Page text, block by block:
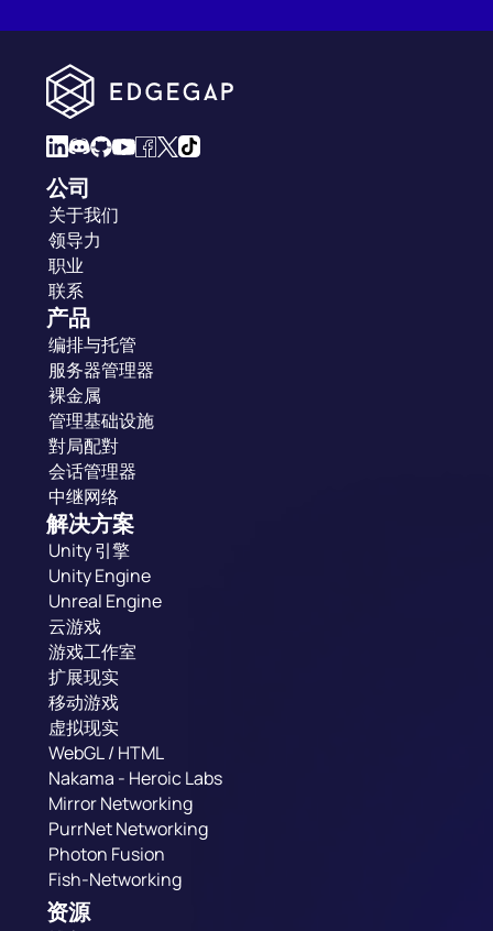
公司
关于我们
领导力
职业
联系
产品
编排与托管
服务器管理器
裸金属
管理基础设施
對局配對
会话管理器
中继网络
解决方案
Unity 引擎
Unity Engine
Unreal Engine
云游戏
游戏工作室
扩展现实
移动游戏
虚拟现实
WebGL / HTML
Nakama - Heroic Labs
Mirror Networking
PurrNet Networking
Photon Fusion
Fish-Networking
资源